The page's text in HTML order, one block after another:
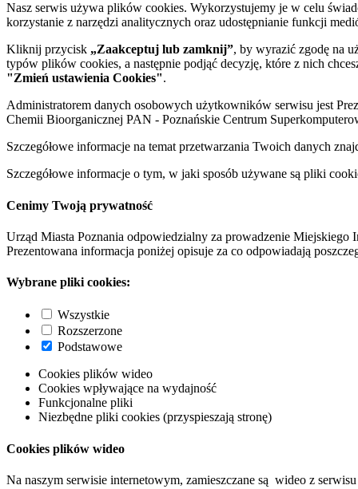
Nasz serwis używa plików cookies. Wykorzystujemy je w celu
korzystanie z narzędzi analitycznych oraz udostępnianie funkcji
Kliknij przycisk „Zaakceptuj lub zamknij”, by wyrazić zgodę na
typów plików cookies, a następnie podjąć decyzję, które z nich
"Zmień ustawienia Cookies".
Administratorem danych osobowych użytkowników serwisu jest
Chemii Bioorganicznej PAN - Poznańskie Centrum
Szczegółowe informacje na temat przetwarzania Twoich danych
Szczegółowe informacje o tym, w jaki sposób używane są pliki
Cenimy Twoją prywatność
Urząd Miasta Poznania odpowiedzialny za prowadzenie
Prezentowana informacja poniżej opisuje za co odpowiadają
Wybrane pliki cookies:
Wszystkie
Rozszerzone
Podstawowe
Cookies plików wideo
Cookies wpływające na wydajność
Funkcjonalne pliki
Niezbędne pliki cookies (przyspieszają stronę)
Cookies plików wideo
Na naszym serwisie internetowym, zamieszczane są wideo z